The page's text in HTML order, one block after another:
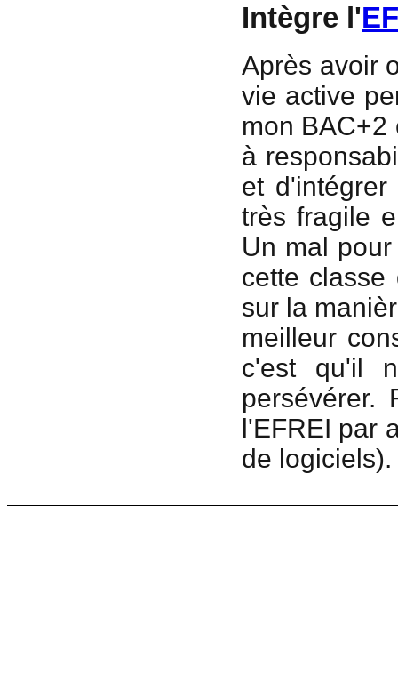
Intègre l'
Après avoir
vie active
mon BAC+2
à
et
très fragile
Un mal
cette classe
sur la
meilleur
c'est qu'il
persévérer.
l'EFREI par
de logiciels).